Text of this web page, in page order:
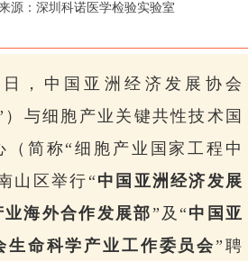
：深圳科诺医学检验实验室
， 中国亚洲经济发展协会
）与细胞产业关键共性技术国
（简称“细胞产业国家工程中
山区举行“中国亚洲经济发展
海外合作发展部”及“中国亚
生命科学产业工作委员会”聘